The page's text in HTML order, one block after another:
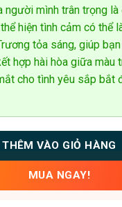
người mình trân trọng
hiện tình cảm có thể
tỏa sáng, giúp
hợp hài hòa giữa màu
cho tình yêu sắp bắt
THÊM VÀO GIỎ HÀNG
MUA NGAY!